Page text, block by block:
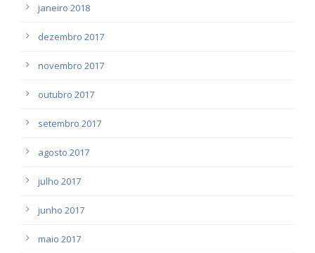
janeiro 2018
dezembro 2017
novembro 2017
outubro 2017
setembro 2017
agosto 2017
julho 2017
junho 2017
maio 2017